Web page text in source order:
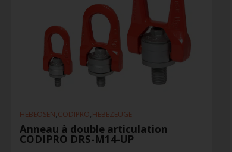
HEBEÖSEN,CODIPRO,HEBEZEUGE
Anneau à double articulation
CODIPRO DRS-M14-UP